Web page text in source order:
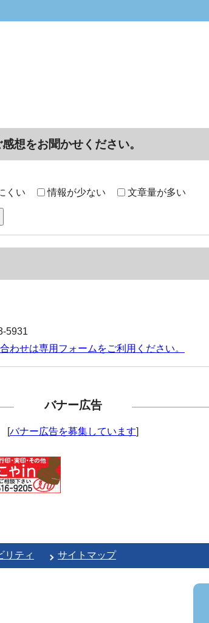
想をお聞かせください。
くい 情報が少ない 文章量が多い
5931
わせは専用フォームをご利用ください。
バナー広告
[バナー広告を募集しています]
リティ サイトマップ